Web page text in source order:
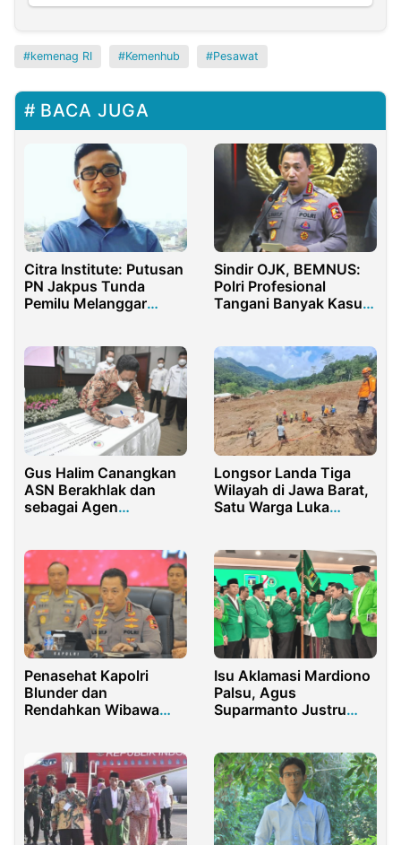
kemenag RI Kemenhub Pesawat
BACA JUGA
Citra Institute: Putusan
PN Jakpus Tunda
Pemilu Melanggar
Sindir OJK, BEMNUS:
Polri Profesional
Tangani Banyak Kasus
Gus Halim Canangkan
ASN Berakhlak dan
sebagai Agen
Longsor Landa Tiga
Wilayah di Jawa Barat,
Satu Warga Luka
Penasehat Kapolri
Blunder dan
Rendahkan Wibawa
Isu Aklamasi Mardiono
Palsu, Agus
Suparmanto Justru